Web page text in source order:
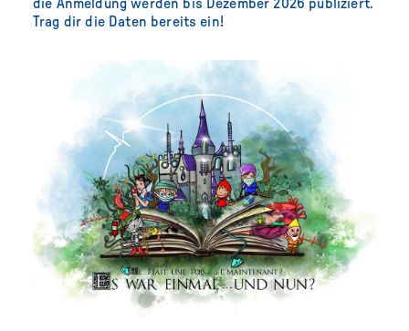
die Anmeldung werden bis Dezember 2026 publiziert.
Trag dir die Daten bereits ein!